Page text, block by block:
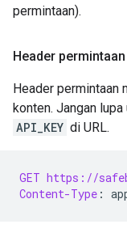
permintaan).
Header permintaan
Header permintaan
konten. Jangan
API_KEY di URL.
GET https://
Content-Type :